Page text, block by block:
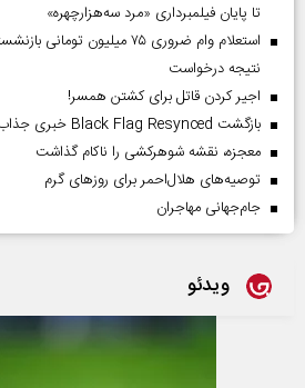
تا پایان فیلمبرداری «مرد سه‌هزارچهره»
استعلام وام ضروری ۷۵ میلیون
نتیجه درخواست
اجیر کردن قاتل برای کشتن همسر!
بازگشت Black Flag Resynced خبری جذاب برای دوستداران بازی
معجزه، نقشه شوهرکشی را ناکام گذاشت
توصیه‌های هلال‌احمر برای روز‌های گرم
جام‌جهانی مهاجران
ویدئو